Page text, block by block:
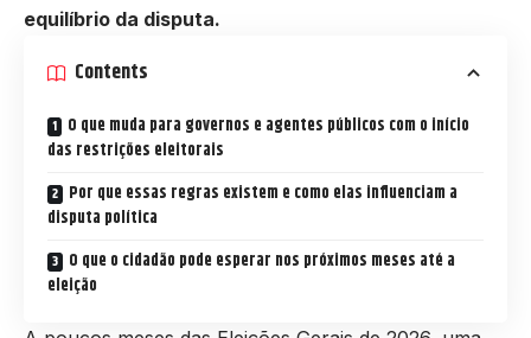
equilíbrio da disputa.
Contents
O que muda para governos e agentes públicos com o início
das restrições eleitorais
Por que essas regras existem e como elas influenciam a
disputa política
O que o cidadão pode esperar nos próximos meses até a
eleição